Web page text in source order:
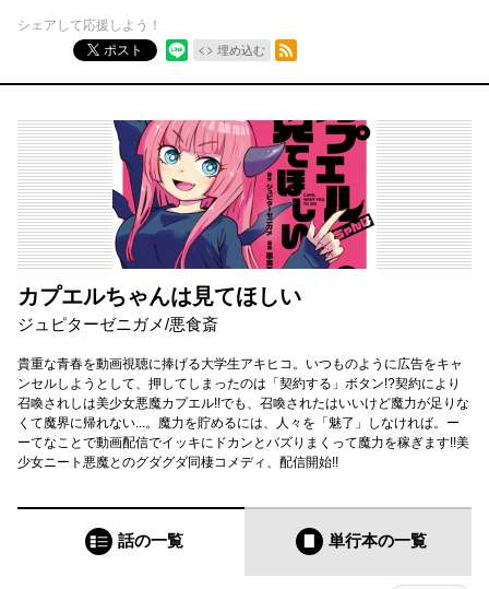
シェアして応援しよう！
ポスト
埋め込む
RSSフィード
カプエルちゃんは見てほしい
ジュピターゼニガメ/悪食斎
貴重な青春を動画視聴に捧げる大学生アキヒコ。いつものように広告をキャ
ンセルしようとして、押してしまったのは「契約する」ボタン!?契約により
召喚されしは美少女悪魔カプエル!!でも、召喚されたはいいけど魔力が足りな
くて魔界に帰れない...。魔力を貯めるには、人々を「魅了」しなければ。ー
ーてなことで動画配信でイッキにドカンとバズりまくって魔力を稼ぎます!!美
少女ニート悪魔とのグダグダ同棲コメディ、配信開始!!
話の一覧 単行本の一覧